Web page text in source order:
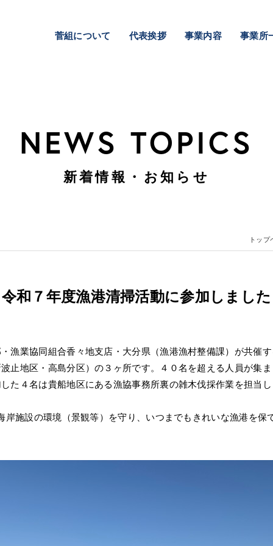
菅組について 代表挨拶 事業内容 事業所
NEWS TOPICS
新着情報・お知らせ
トップ
令和７年度漁港清掃活動に参加しました
漁業協同組合香々地支店・大分県（漁港漁村整備課）が共催
止地区・高島分区）の３ヶ所です。４０名を超える人員が集
た４名は貴船地区にある漁協事務所裏の雑木伐採作業を担当
施設の環境（景観等）を守り、いつまでもきれいな漁港を